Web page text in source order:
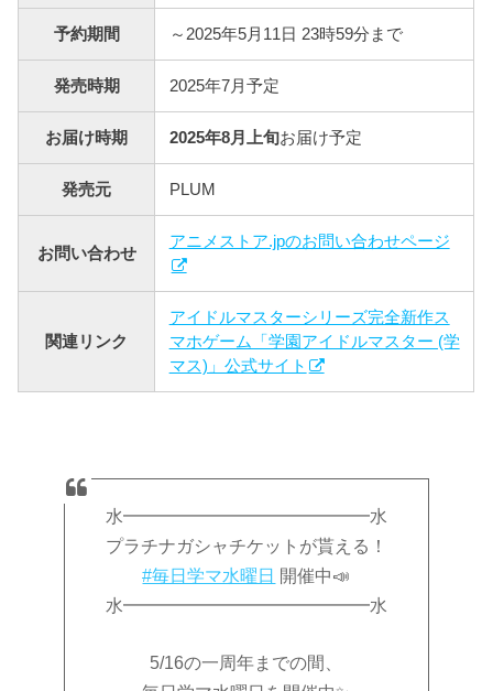
予約期間 ～2025年5月11日 23時59分まで
発売時期 2025年7月予定
お届け時期 2025年8月上旬お届け予定
発売元 PLUM
お問い合わせ
アニメストア.jpのお問い合わせページ
関連リンク
アイドルマスターシリーズ完全新作ス
マホゲーム「学園アイドルマスター (学
マス)」公式サイト
水━━━━━━━━━━━━━━水
プラチナガシャチケットが貰える！
#毎日学マ水曜日 開催中📣
水━━━━━━━━━━━━━━水
5/16の一周年までの間、